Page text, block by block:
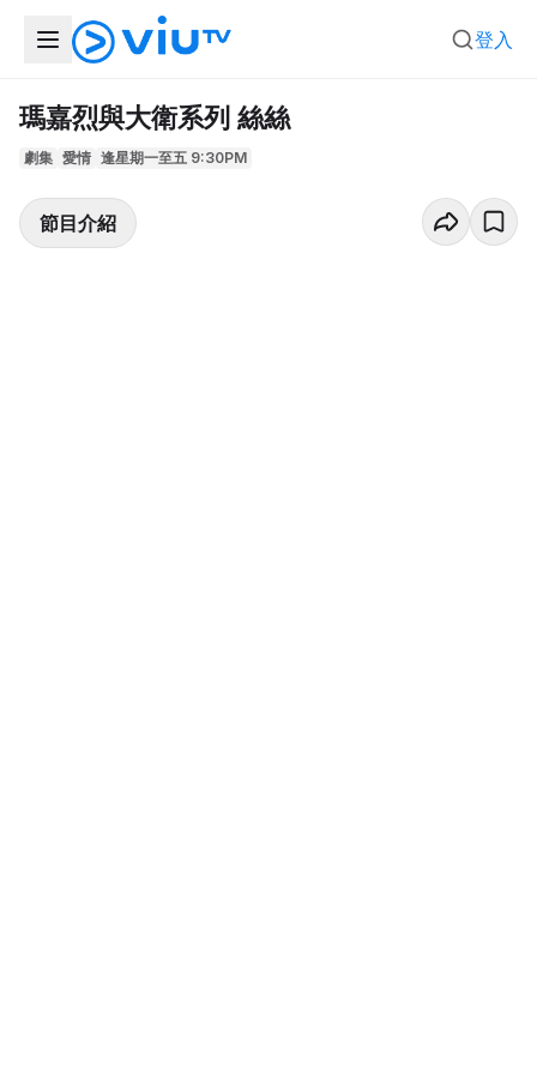
登入
瑪嘉烈與大衛系列 絲絲
劇集 愛情 逢星期一至五 9:30PM
節目介紹